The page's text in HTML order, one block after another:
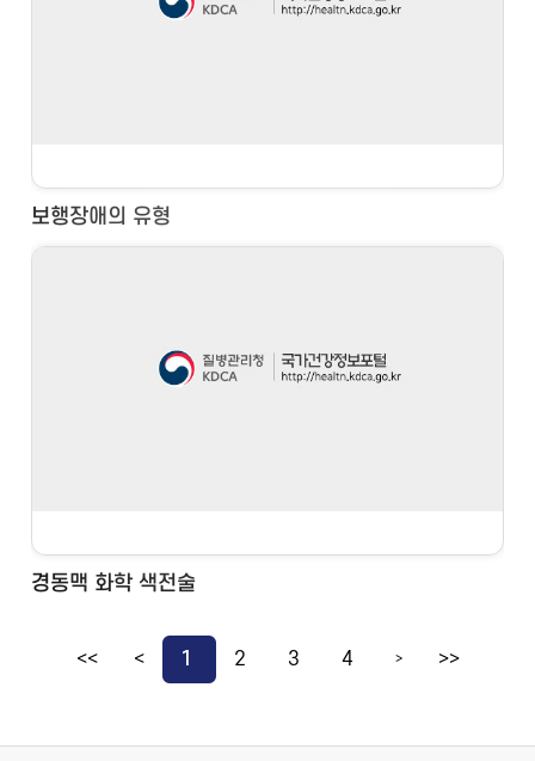
보행장애의 유형
경동맥 화학 색전술
<< < 1 2 3 4 > >>